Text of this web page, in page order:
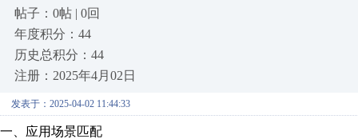
帖子：0帖 | 0回
年度积分：44
历史总积分：44
注册：2025年4月02日
发表于：2025-04-02 11:44:33
一、应用场景匹配